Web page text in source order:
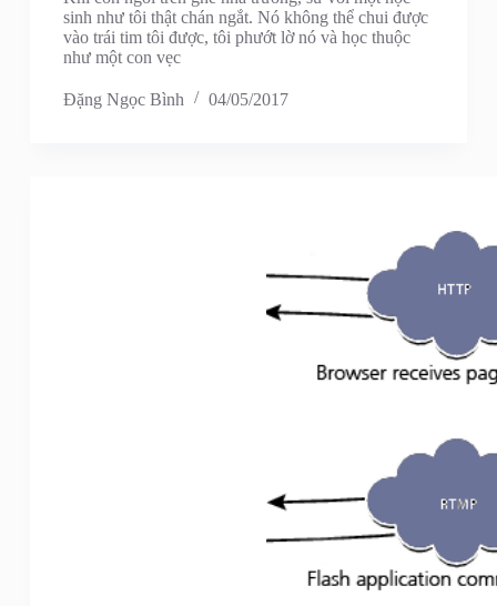
sinh như tôi thật chán ngắt. Nó không thể chui được
vào trái tim tôi được, tôi phướt lờ nó và học thuộc
như một con vẹc
Đặng Ngọc Bình 04/05/2017